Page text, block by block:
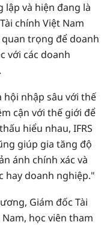
lập và hiện đang là
chính Việt Nam
quan trọng để doanh
với các doanh
nhập sâu với thế
cận với thế giới để
hiểu nhau, IFRS
giúp gia tăng độ
ánh chính xác và
hay doanh nghiệp."
Giám đốc Tài
học viên tham